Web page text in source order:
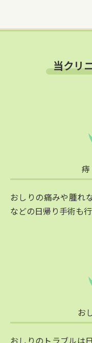
当クリ
おしりの痛みや腫れ
などの日帰り手術も行
お
おしりのトラブルは